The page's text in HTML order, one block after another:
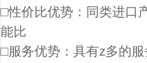
□性价比优势：同类进口
能比
□服务优势：具有z多的